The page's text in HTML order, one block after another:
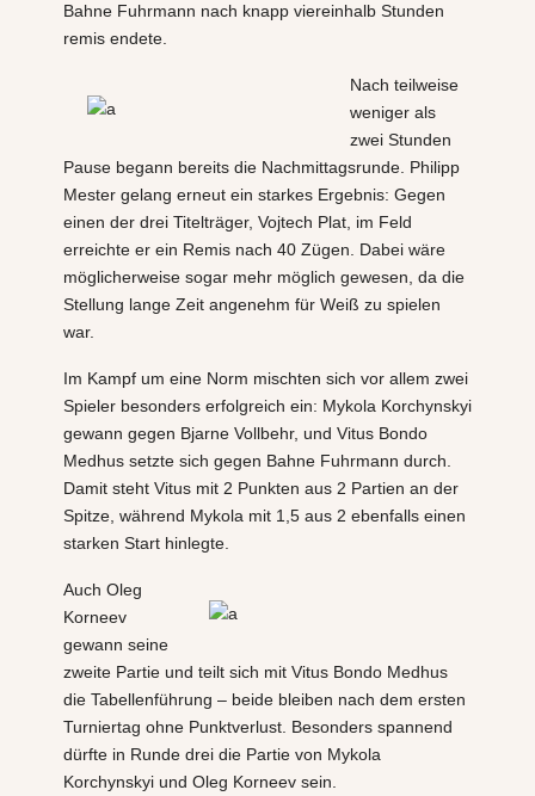
Bahne Fuhrmann nach knapp viereinhalb Stunden
remis endete.
Nach teilweise
weniger als
zwei Stunden
Pause begann bereits die Nachmittagsrunde. Philipp
Mester gelang erneut ein starkes Ergebnis: Gegen
einen der drei Titelträger, Vojtech Plat, im Feld
erreichte er ein Remis nach 40 Zügen. Dabei wäre
möglicherweise sogar mehr möglich gewesen, da die
Stellung lange Zeit angenehm für Weiß zu spielen
war.
Im Kampf um eine Norm mischten sich vor allem zwei
Spieler besonders erfolgreich ein: Mykola Korchynskyi
gewann gegen Bjarne Vollbehr, und Vitus Bondo
Medhus setzte sich gegen Bahne Fuhrmann durch.
Damit steht Vitus mit 2 Punkten aus 2 Partien an der
Spitze, während Mykola mit 1,5 aus 2 ebenfalls einen
starken Start hinlegte.
Auch Oleg
Korneev
gewann seine
zweite Partie und teilt sich mit Vitus Bondo Medhus
die Tabellenführung – beide bleiben nach dem ersten
Turniertag ohne Punktverlust. Besonders spannend
dürfte in Runde drei die Partie von Mykola
Korchynskyi und Oleg Korneev sein.